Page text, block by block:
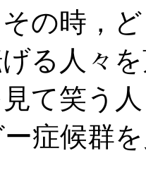
の時，
る人々
て笑う
症候群